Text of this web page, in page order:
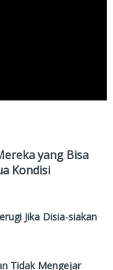
yang Bisa
Kondisi
Jika Disia-siakan
Tidak Mengejar